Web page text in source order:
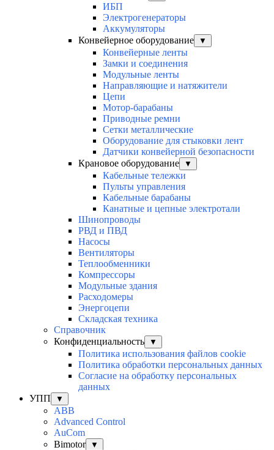
ИБП
Электрогенераторы
Аккумуляторы
Конвейерное оборудование
▼
Конвейерные ленты
Замки и соединения
Модульные ленты
Направляющие и натяжители
Цепи
Мотор-барабаны
Приводные ремни
Сетки металлические
Оборудование для стыковки лент
Датчики конвейерной безопасности
Крановое оборудование
▼
Кабельные тележки
Пульты управления
Кабельные барабаны
Канатные и цепные электротали
Шинопроводы
РВД и ПВД
Насосы
Вентиляторы
Теплообменники
Компрессоры
Модульные здания
Расходомеры
Энергоцепи
Складская техника
Справочник
Конфиденциальность
▼
Политика использования файлов cookie
Политика обработки персональных данных
Согласие на обработку персональных
данных
УПП
▼
ABB
Advanced Control
AuСom
Bimotor
▼